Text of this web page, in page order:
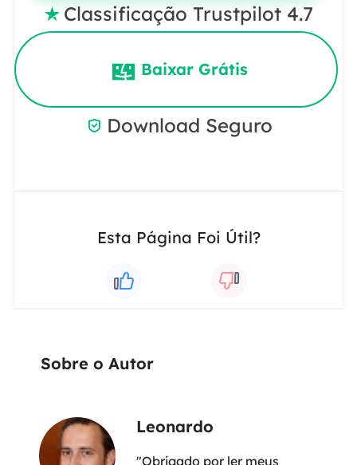
 Classificação Trustpilot 4.7
Baixar Grátis
 Download Seguro
Esta Página Foi Útil?
Sobre o Autor
Leonardo
"Obrigado por ler meus